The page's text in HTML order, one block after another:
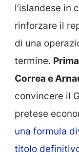
l’islandese in
rinforzare il
di una
termine.
Correa e
convincere il
pretese
una formula
titolo